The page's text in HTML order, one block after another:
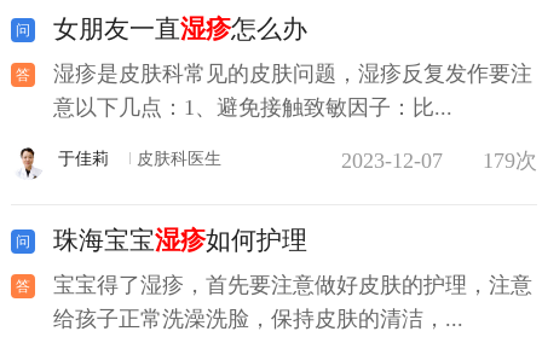
女朋友一直湿疹怎么办
湿疹是皮肤科常见的皮肤问题，湿疹反复发作要注
意以下几点：1、避免接触致敏因子：比...
于佳莉 皮肤科医生 2023-12-07 179次
珠海宝宝湿疹如何护理
宝宝得了湿疹，首先要注意做好皮肤的护理，注意
给孩子正常洗澡洗脸，保持皮肤的清洁，...